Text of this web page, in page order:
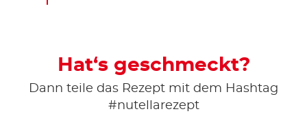
Hat‘s geschmeckt?
Dann teile das Rezept mit dem Hashtag
#nutellarezept